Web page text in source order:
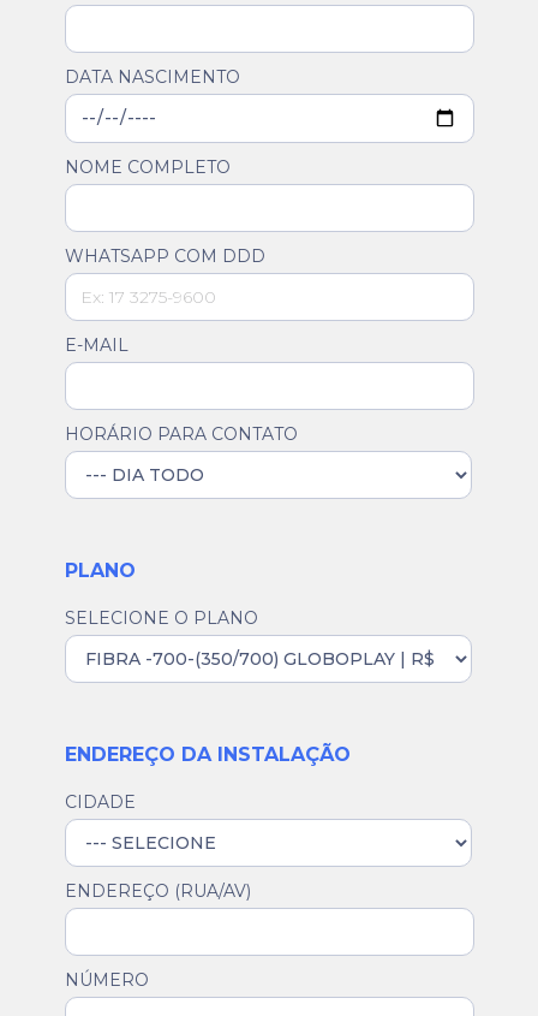
DATA NASCIMENTO
NOME COMPLETO
WHATSAPP COM DDD
E-MAIL
HORÁRIO PARA CONTATO
PLANO
SELECIONE O PLANO
ENDEREÇO DA INSTALAÇÃO
CIDADE
ENDEREÇO (RUA/AV)
NÚMERO